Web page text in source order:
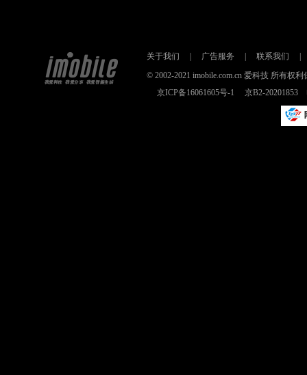
关于我们 广告服务 联系我们
© 2002-2021 imobile.com.cn 爱科技 所有权
京ICP备16061605号-1
京B2-20201853